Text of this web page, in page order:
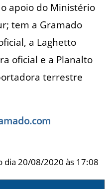
apoio do Ministério
tem a Gramado
a Laghetto
oficial e a Planalto
terrestre
dia 20/08/2020 às 17:08